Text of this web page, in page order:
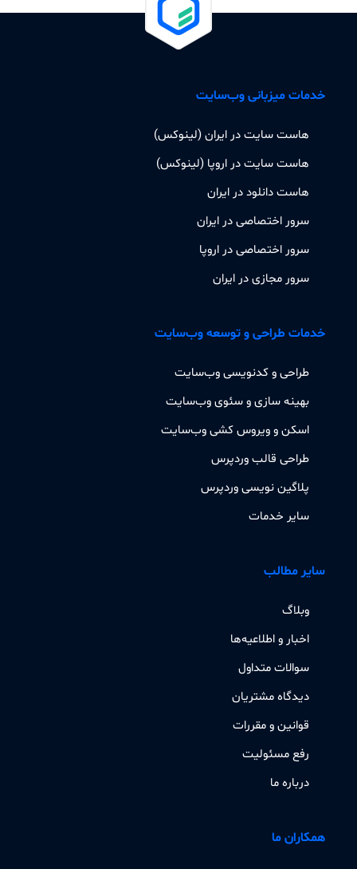
خدمات میزبانی وب‌سایت
هاست سایت در ایران (لینوکس)
هاست سایت در اروپا (لینوکس)
هاست دانلود در ایران
سرور اختصاصی در ایران
سرور اختصاصی در اروپا
سرور مجازی در ایران
خدمات طراحی و توسعه وب‌سایت
طراحی و کدنویسی وب‌سایت
بهینه سازی و سئوی وب‌سایت
اسکن و ویروس کشی وب‌سایت
طراحی قالب وردپرس
پلاگین نویسی وردپرس
سایر خدمات
سایر مطالب
وبلاگ
اخبار و اطلاعیه‌ها
سوالات متداول
دیدگاه مشتریان
قوانین و مقررات
رفع مسئولیت
درباره ما
همکاران ما